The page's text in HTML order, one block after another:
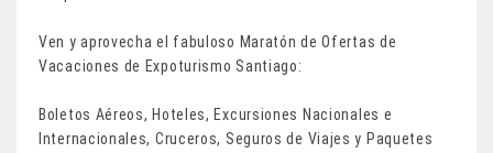
Ven y aprovecha el fabuloso Maratón de Ofertas de
Vacaciones de Expoturismo Santiago:
Boletos Aéreos, Hoteles, Excursiones Nacionales e
Internacionales, Cruceros, Seguros de Viajes y Paquetes